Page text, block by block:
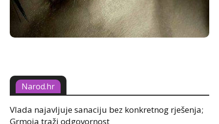
Narod.hr
Vlada najavljuje sanaciju bez konkretnog rješenja;
Grmoja traži odgovornost